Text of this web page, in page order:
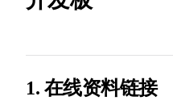
1. 在线资料链接